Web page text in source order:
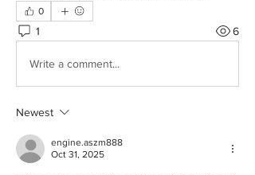
0
1 6
Write a comment...
Newest
engine.aszm888
Oct 31, 2025